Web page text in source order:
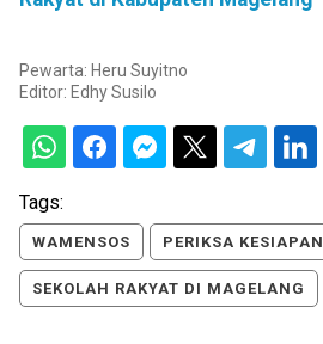
Pewarta: Heru Suyitno
Editor: Edhy Susilo
Tags:
WAMENSOS PERIKSA KESIAPAN
SEKOLAH RAKYAT DI MAGELANG